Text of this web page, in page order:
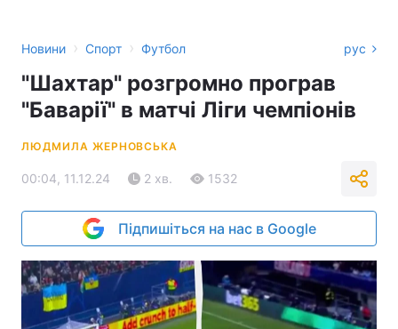
Новини › Спорт › Футбол рус
"Шахтар" розгромно програв
"Баварії" в матчі Ліги чемпіонів
ЛЮДМИЛА ЖЕРНОВСЬКА
00:04, 11.12.24 2 хв. 1532
Підпишіться на нас в Google